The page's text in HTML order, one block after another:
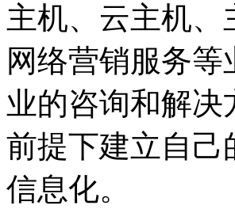
主机、云主机
网络营销服务
业的咨询和解
前提下建立自己
信息化。